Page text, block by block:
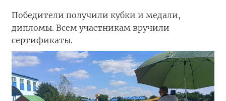
Победители получили кубки и медали,
дипломы. Всем участникам вручили
сертификаты.